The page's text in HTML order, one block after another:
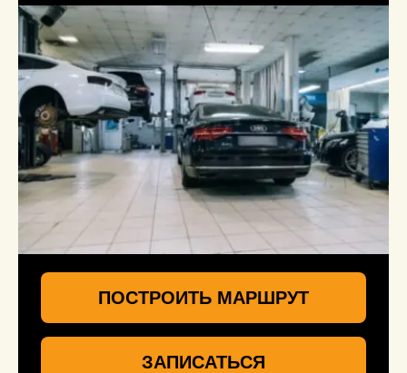
ПОСТРОИТЬ МАРШРУТ
ЗАПИСАТЬСЯ